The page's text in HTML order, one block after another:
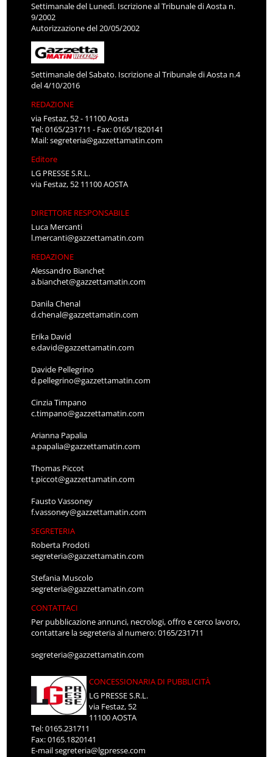
Settimanale del Lunedì. Iscrizione al Tribunale di Aosta n.
9/2002
Autorizzazione del 20/05/2002
Settimanale del Sabato. Iscrizione al Tribunale di Aosta n.4
del 4/10/2016
REDAZIONE
via Festaz, 52 - 11100 Aosta
Tel: 0165/231711 - Fax: 0165/1820141
Mail:segreteria@gazzettamatin.com
Editore
LG PRESSE S.R.L.
via Festaz, 52 11100 AOSTA
DIRETTORE RESPONSABILE
Luca Mercanti
l.mercanti@gazzettamatin.com
REDAZIONE
Alessandro Bianchet
a.bianchet@gazzettamatin.com
Danila Chenal
d.chenal@gazzettamatin.com
Erika David
e.david@gazzettamatin.com
Davide Pellegrino
d.pellegrino@gazzettamatin.com
Cinzia Timpano
c.timpano@gazzettamatin.com
Arianna Papalia
a.papalia@gazzettamatin.com
Thomas Piccot
t.piccot@gazzettamatin.com
Fausto Vassoney
f.vassoney@gazzettamatin.com
SEGRETERIA
Roberta Prodoti
segreteria@gazzettamatin.com
Stefania Muscolo
segreteria@gazzettamatin.com
CONTATTACI
Per pubblicazione annunci, necrologi, offro e cerco lavoro,
contattare la segreteria al numero: 0165/231711
segreteria@gazzettamatin.com
CONCESSIONARIA DI PUBBLICITÀ
LG PRESSE S.R.L.
via Festaz, 52
11100 AOSTA
Tel: 0165.231711
Fax: 0165.1820141
E-mailsegreteria@lgpresse.com